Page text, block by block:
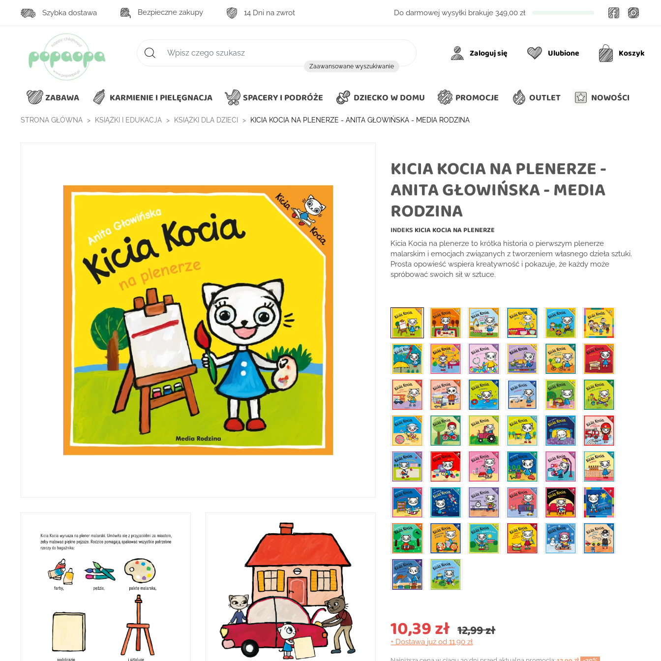
14 Dni na zwrot
Bezpieczne zakupy
Szybka dostawa Do darmowej wysyłki brakuje 349,00 zł Facebook
Zaawansowane wyszukiwanie
Zaawansowane wyszukiwanie
Zaloguj się UlubioneUlubione KoszykKoszyk
ZABAWA KARMIENIE I PIELĘGNACJA SPACERY I PODRÓŻE DZIECKO W DOMU PROMOCJE OUTLET NOWOŚCI
STRONA GŁÓWNA KSIĄŻKI I EDUKACJA KSIĄŻKI DLA DZIECI KICIA KOCIA NA PLENERZE - ANITA GŁOWIŃSKA - MEDIA RODZINA
KICIA KOCIA NA PLENERZE -
ANITA GŁOWIŃSKA - MEDIA
RODZINA
INDEKS KICIA KOCIA NA PLENERZE
Kicia Kocia na plenerze to krótka historia o pierwszym plenerze
malarskim i emocjach związanych z tworzeniem własnego dzieła sztuki.
Prosta opowieść wspiera kreatywność i pokazuje, że każdy może
spróbować swoich sił w sztuce.
12,99 zł
10,39 zł
+ Dostawa już od 11,90 zł